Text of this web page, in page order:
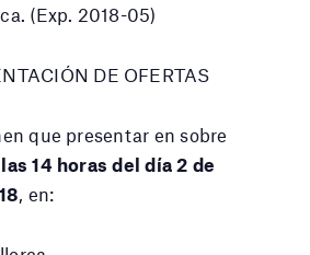
(Exp. 2018-05)
DE OFERTAS
que presentar en sobre
14 horas del día 2 de
, en: